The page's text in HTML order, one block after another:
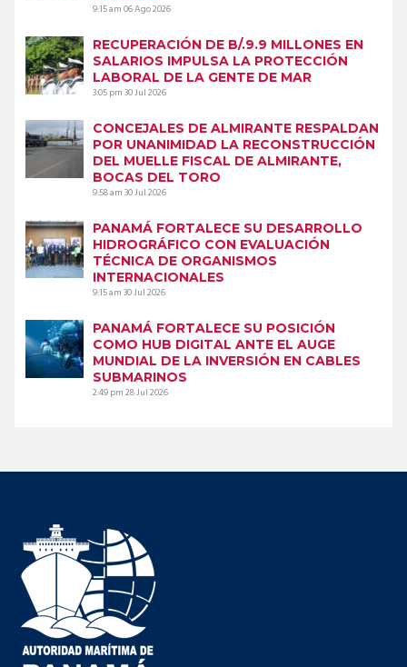
9:15 am06 Ago 2026
RECUPERACIÓN DE B/.9.9 MILLONES EN
SALARIOS IMPULSA LA PROTECCIÓN
LABORAL DE LA GENTE DE MAR
3:05 pm30 Jul 2026
CONCEJALES DE ALMIRANTE RESPALDAN
POR UNANIMIDAD LA RECONSTRUCCIÓN
DEL MUELLE FISCAL DE ALMIRANTE,
BOCAS DEL TORO
9:58 am30 Jul 2026
PANAMÁ FORTALECE SU DESARROLLO
HIDROGRÁFICO CON EVALUACIÓN
TÉCNICA DE ORGANISMOS
INTERNACIONALES
9:15 am30 Jul 2026
PANAMÁ FORTALECE SU POSICIÓN
COMO HUB DIGITAL ANTE EL AUGE
MUNDIAL DE LA INVERSIÓN EN CABLES
SUBMARINOS
2:49 pm28 Jul 2026